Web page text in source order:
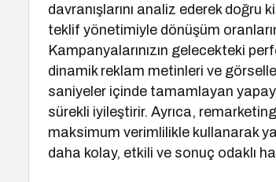
davranışlarını analiz ederek
teklif yönetimiyle dönüşüm
Kampanyalarınızın gelecekteki
dinamik reklam metinleri ve
saniyeler içinde tamamlayan
sürekli iyileştirir. Ayrıca,
maksimum verimlilikle kullanarak
daha kolay, etkili ve sonuç odaklı